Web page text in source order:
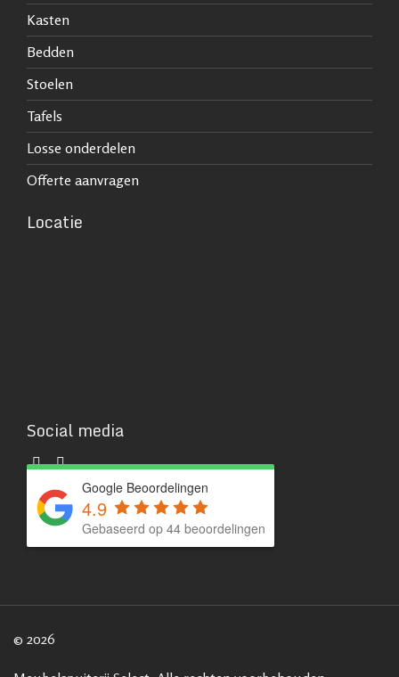
Kasten
Bedden
Stoelen
Tafels
Losse onderdelen
Offerte aanvragen
Locatie
Social media
Google Beoordelingen
4.9
Gebaseerd op 44 beoordelingen
© 2026